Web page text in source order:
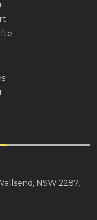
NSW 2287,